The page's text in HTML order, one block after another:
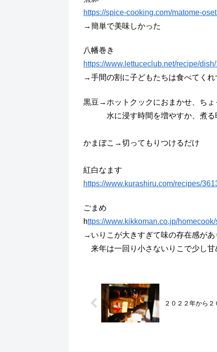
https://spice-cooking.com/matome-
→簡単で美味しかった
八幡巻き
https://www.lettuceclub.net/recipe/
→手間の割に子どもたちは食べてくれ
黒豆→ホットクックにおまかせ、ちょ
水に浸す時間を増やすか、煮る
かまぼこ→切ってもりつけるだけ
紅白なます
https://www.kurashiru.com/recipes/
ごまめ
https://www.kikkoman.co.jp/
→いりこが大きすぎて味の存在感があ
来年は一回り小さないりこで少し甘
２０２２年から２